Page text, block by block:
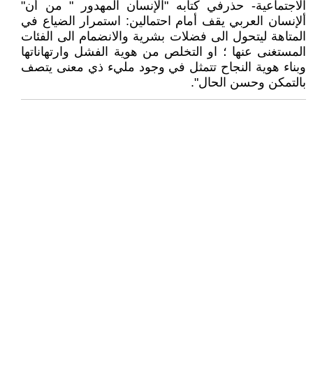
الاجتماعية- حذرفي كتابه "الإنسان المهدور " من أن"
ألإنسان العربي يقف أمام احتمالين: استمرار الضياع في
المتاهة ليتحول الى فضلات بشرية والانضمام الى الفئات
المستغنى عنها ؛ او التخلص من هوية الفشل وارتهاناتها
وبناء هوية النجاح تتمثل في وجود مليء ذي معنى يتصف
بالتمكن وحسن الحال".